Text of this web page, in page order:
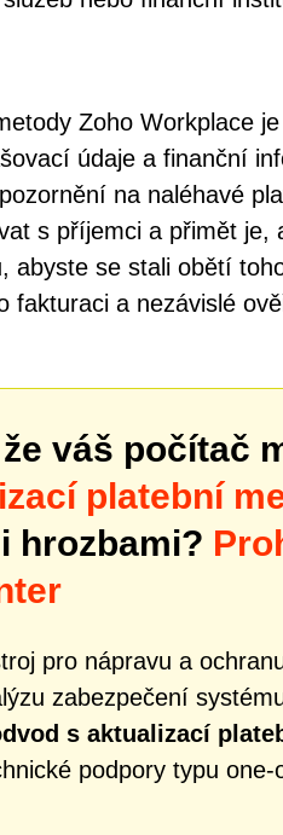
Zoho Workplace
údaje a finanční
na naléhavé
s příjemci a přimět
abyste se stali obětí
fakturaci a nezávislé
váš počítač
platební
hrozbami?
pro nápravu a
zabezpečení
s aktualizací
podpory typu one-